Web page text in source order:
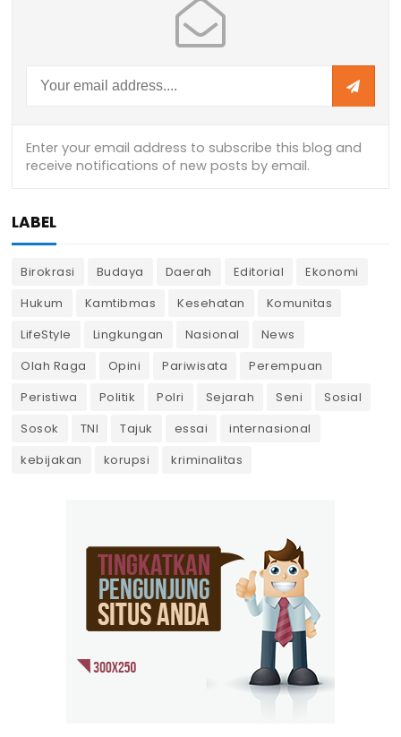
LABEL
Birokrasi Budaya Daerah Editorial
Ekonomi
Hukum
Kamtibmas Kesehatan
Komunitas
LifeStyle
Lingkungan Nasional
News
Olah Raga
Opini Pariwisata
Perempuan
Peristiwa
Politik Polri Sejarah Seni
Sosial
Sosok
TNI Tajuk essai
internasional
kebijakan
korupsi kriminalitas